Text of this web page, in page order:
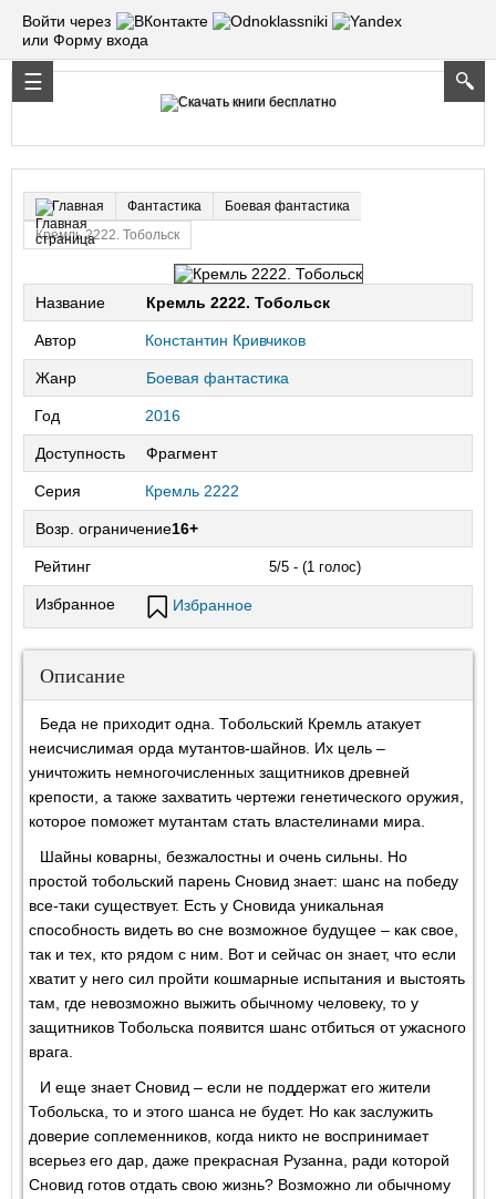
Войти через
или Форму входа
Главная Фантастика
Боевая фантастика
Кремль 2222. Тобольск
Название Кремль 2222. Тобольск
Автор Константин Кривчиков
Жанр Боевая фантастика
Год 2016
Доступность Фрагмент
Серия Кремль 2222
Возр. ограничение16+
Рейтинг 5/5 - (1 голос)
Избранное Избранное
Описание
Беда не приходит одна. Тобольский Кремль атакует
неисчислимая орда мутантов-шайнов. Их цель –
уничтожить немногочисленных защитников древней
крепости, а также захватить чертежи генетического оружия,
которое поможет мутантам стать властелинами мира.
Шайны коварны, безжалостны и очень сильны. Но
простой тобольский парень Сновид знает: шанс на победу
все-таки существует. Есть у Сновида уникальная
способность видеть во сне возможное будущее – как свое,
так и тех, кто рядом с ним. Вот и сейчас он знает, что если
хватит у него сил пройти кошмарные испытания и выстоять
там, где невозможно выжить обычному человеку, то у
защитников Тобольска появится шанс отбиться от ужасного
врага.
И еще знает Сновид – если не поддержат его жители
Тобольска, то и этого шанса не будет. Но как заслужить
доверие соплеменников, когда никто не воспринимает
всерьез его дар, даже прекрасная Рузанна, ради которой
Сновид готов отдать свою жизнь? Возможно ли обычному